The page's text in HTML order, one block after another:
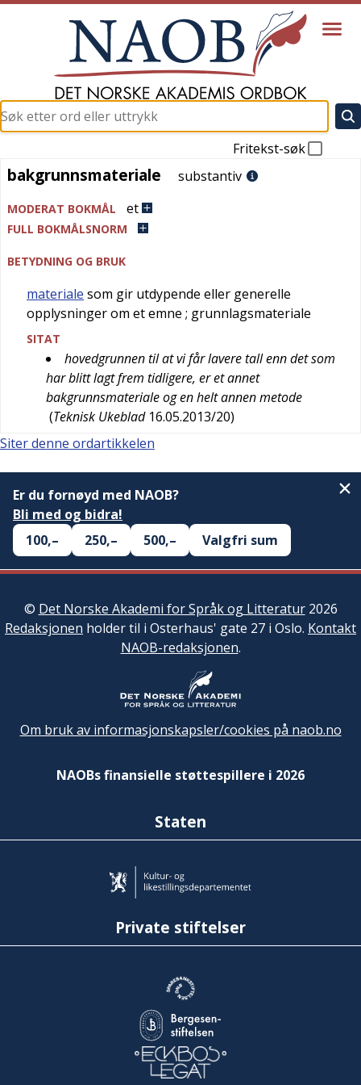
Fritekst-søk
bakgrunnsmateriale
bakgrunnsmateriale substantiv
MODERAT BOKMÅL et
FULL BOKMÅLSNORM
BETYDNING OG BRUK
materiale som gir utdypende eller generelle
opplysninger om et emne ; grunnlagsmateriale
SITAT
hovedgrunnen til at vi får lavere tall enn det som
har blitt lagt frem tidligere, er et annet
bakgrunnsmateriale og en helt annen metode
(Teknisk Ukeblad 16.05.2013/20)
Siter denne ordartikkelen
Er du fornøyd med NAOB?
Bli med og bidra!
100,–
250,– 500,– Valgfri sum
© Det Norske Akademi for Språk og Litteratur2026
Redaksjonen holder til i Osterhaus' gate 27 i Oslo. Kontakt
NAOB-redaksjonen.
Om bruk av informasjonskapsler/cookies på naob.no
NAOBs finansielle støttespillere i 2026
Staten
Private stiftelser